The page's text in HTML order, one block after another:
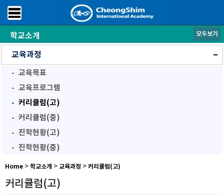
학교소개
학교소개
교육과정
교육목표
교육프로그램
커리큘럼(고)
커리큘럼(중)
진학현황(고)
진학현황(중)
모두보기
Home > 학교소개 > 교육과정 > 커리큘럼(고)
커리큘럼(고)